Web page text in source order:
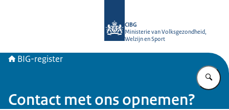
CIBG
Ministerie van Volksgezondheid,
Welzijn en Sport
BIG-register
Contact met ons opnemen?